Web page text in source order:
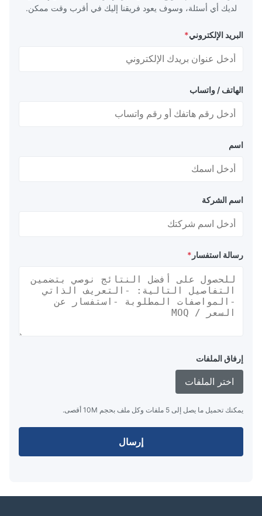
لديك أي أسئلة، وسوف يعود فريقنا إليك في أقرب وقت ممكن.
البريد الإلكتروني*
الهاتف / واتساب
اسم الشركة
رسالة استفسار*
إرفاق الملفات
اختر الملفات
يمكنك تحميل ما يصل إلى 5 ملفات وكل ملف بحجم 10M أقصى.
إرسال